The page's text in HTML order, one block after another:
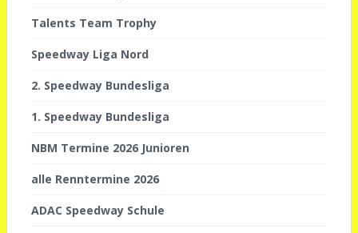
Talents Team Trophy
Speedway Liga Nord
2. Speedway Bundesliga
1. Speedway Bundesliga
NBM Termine 2026 Junioren
alle Renntermine 2026
ADAC Speedway Schule